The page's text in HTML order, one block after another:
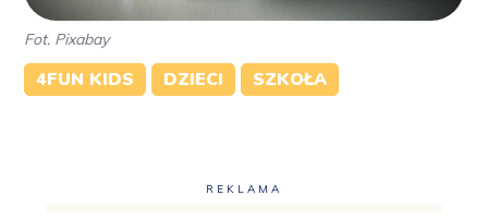
Fot. Pixabay
4FUN KIDS DZIECI SZKOŁA
REKLAMA